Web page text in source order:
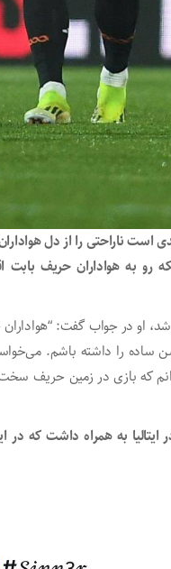
است ناراحتی را از دل
رو به هواداران حریف بابت
شد، او در جواب گفت:
را داشته باشم.
که بازی در زمین حریف
ایتالیا به همراه داشت که